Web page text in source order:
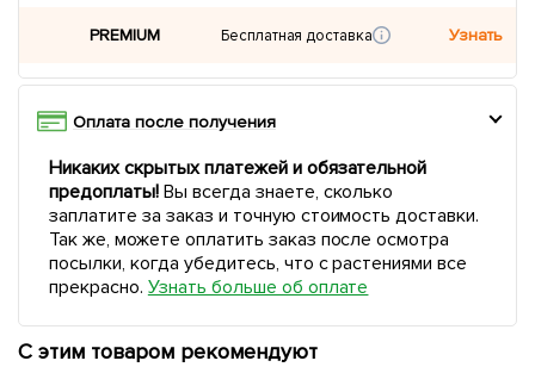
PREMIUM Бесплатная доставка Узнать
Оплата после получения
Никаких скрытых платежей и обязательной
предоплаты!Вы всегда знаете, сколько
заплатите за заказ и точную стоимость доставки.
Так же, можете оплатить заказ после осмотра
посылки, когда убедитесь, что с растениями все
прекрасно. Узнать больше об оплате
С этим товаром рекомендуют